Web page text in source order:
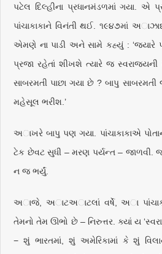
પટેલ દિલ્હીના પ્રધાનમંડળમાં ગયા. એ
પાંચાકાકાને વિનંતી થઈ. ૧૯૪૭માં
એમણે ના પાડી અને સામે કહ્યું : ‘જ્યારે
પ્રજા રહેતાં શીખશે ત્યારે જ સ્વરાજ્યની
સાબરમતી પાછા ગયા છે ? બાપુ
મહેસૂલ ભરીશ.’
અાખરે બાપુ પણ ગયા. પાંચાકાકાએ
ટેક છેવટ સુધી – મરણ પર્યન્ત –
ન જ ભર્યું.
અાજે, અાટઅાટલાં વર્ષે, અા
તેમનો તેમ ઊભો છે – નિરુત્તર. ક્યાં ય
− શું ભારતમાં, શું અમેરિકામાં કે શું